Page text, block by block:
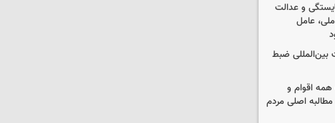
و عدالت
عامل
بین‌المللی ضبط
اقوام و
اصلی مردم